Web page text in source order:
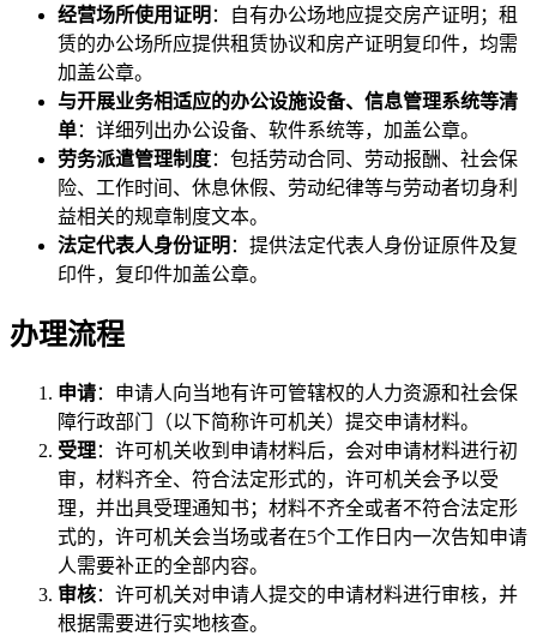
经营场所使用证明 ：自有办公场地应提交房产证明；租
赁的办公场所应提供租赁协议和房产证明复印件，均需
加盖公章。
与开展业务相适应的办公设施设备、信息管理系统等清
单：详细列出办公设备、软件系统等，加盖公章。
劳务派遣管理制度：包括劳动合同、劳动报酬、社会保
险、工作时间、休息休假、劳动纪律等与劳动者切身利
益相关的规章制度文本。
法定代表人身份证明 ：提供法定代表人身份证原件及复
印件，复印件加盖公章。
办理流程
申请：申请人向当地有许可管辖权的人力资源和社会保
障行政部门（以下简称许可机关）提交申请材料。
受理：许可机关收到申请材料后，会对申请材料进行初
审，材料齐全、符合法定形式的，许可机关会予以受
理，并出具受理通知书；材料不齐全或者不符合法定形
式的，许可机关会当场或者在5个工作日内一次告知申请
人需要补正的全部内容。
审核：许可机关对申请人提交的申请材料进行审核，并
根据需要进行实地核查。